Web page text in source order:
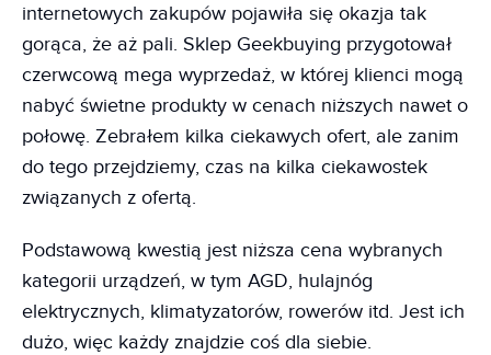
internetowych zakupów pojawiła się okazja tak
gorąca, że aż pali. Sklep Geekbuying przygotował
czerwcową mega wyprzedaż, w której klienci mogą
nabyć świetne produkty w cenach niższych nawet o
połowę. Zebrałem kilka ciekawych ofert, ale zanim
do tego przejdziemy, czas na kilka ciekawostek
związanych z ofertą.
Podstawową kwestią jest niższa cena wybranych
kategorii urządzeń, w tym AGD, hulajnóg
elektrycznych, klimatyzatorów, rowerów itd. Jest ich
dużo, więc każdy znajdzie coś dla siebie.